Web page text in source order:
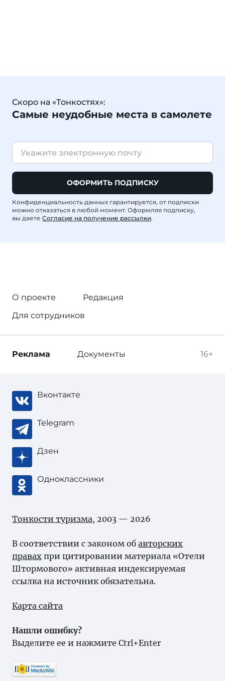
Скоро на «Тонкостях»:
Самые неудобные места в самолете
ОФОРМИТЬ ПОДПИСКУ
Конфиденциальность данных гарантируется, от подписки
можно отказаться в любой момент. Оформляя подписку,
вы даете Согласие на получение рассылки.
О проекте
Редакция
Для сотрудников
16+
Реклама Документы
Вконтакте
Telegram
Дзен
Одноклассники
Тонкости туризма, 2003 — 2026
В соответствии с законом об авторских
правах при цитировании материала «Отели
Штормового» активная индексируемая
ссылка на источник обязательна.
Карта сайта
Нашли ошибку?
Выделите ее и нажмите Ctrl+Enter